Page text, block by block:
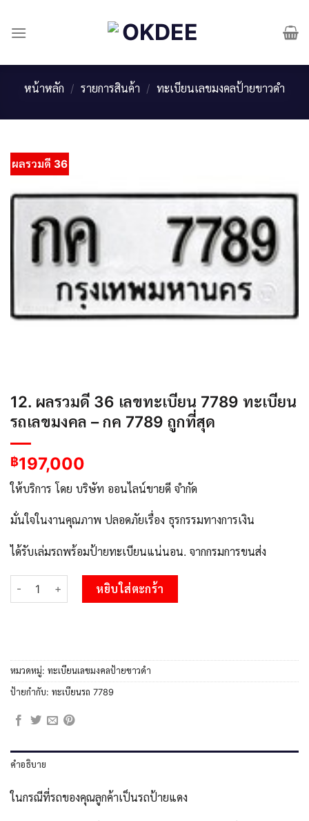
content
หน้าหลัก / รายการสินค้า / ทะเบียนเลขมงคลป้ายขาวดำ
ผลรวมดี 36
12. ผลรวมดี 36 เลขทะเบียน 7789 ทะเบียน
รถเลขมงคล – กค 7789 ถูกที่สุด
฿197,000
ให้บริการ โดย บริษัท ออนไลน์ขายดี จำกัด
มั่นใจในงานคุณภาพ ปลอดภัยเรื่อง ธุรกรรมทางการเงิน
ได้รับเล่มรถพร้อมป้ายทะเบียนแน่นอน. จากกรมการขนส่ง
จำนวน 12. ผลรวมดี 36 เลขทะเบียน 7789 ทะเบียนรถเลขมงคล - ก
หยิบใส่ตะกร้า
หมวดหมู่: ทะเบียนเลขมงคลป้ายขาวดำ
ป้ายกำกับ: ทะเบียนรถ 7789
คำอธิบาย
ในกรณีที่รถของคุณลูกค้าเป็นรถป้ายแดง